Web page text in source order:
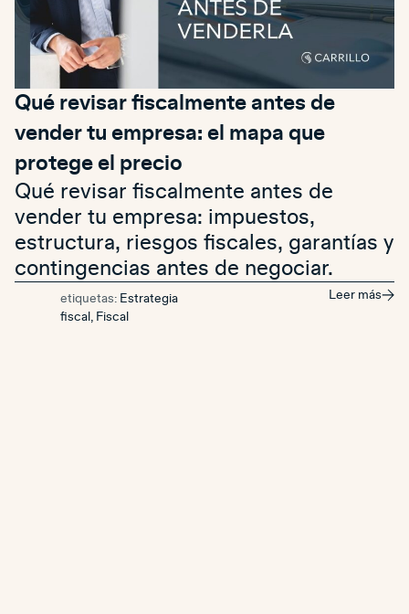
Qué revisar fiscalmente antes de
vender tu empresa: el mapa que
protege el precio
Qué revisar fiscalmente antes de
vender tu empresa: impuestos,
estructura, riesgos fiscales, garantías y
contingencias antes de negociar.
etiquetas: Estrategia
fiscal Fiscal
Leer más